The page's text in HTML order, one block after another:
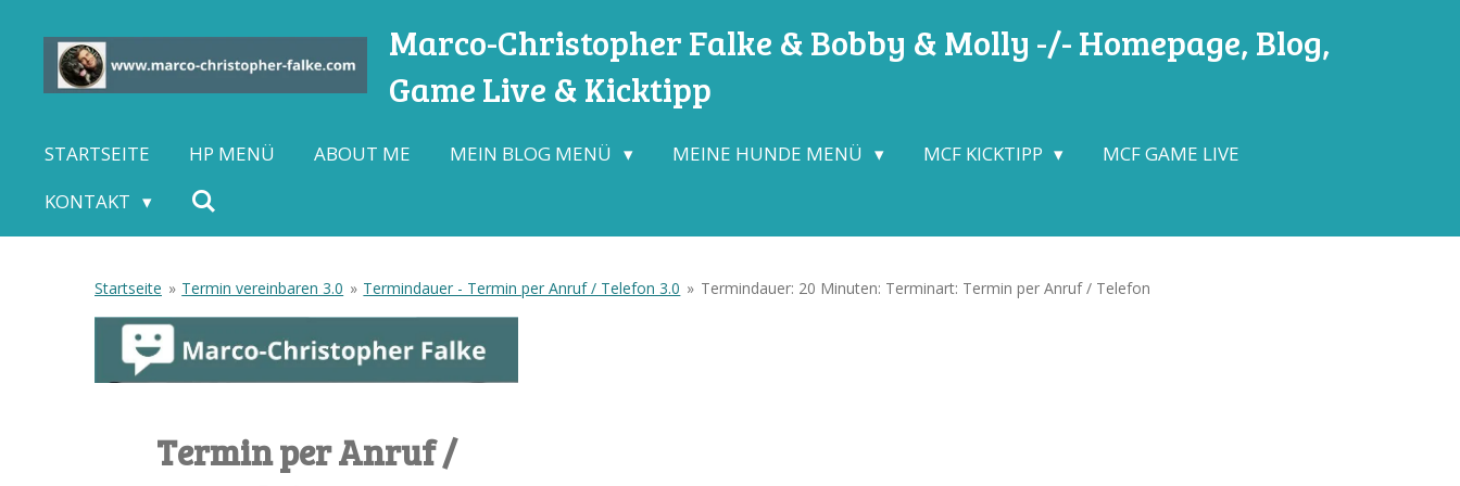
Hauptinhalt
springen
Marco-Christopher Falke & Bobby & Molly -/- Homepage, Blog,
Game Live & Kicktipp
STARTSEITE HP MENÜ ABOUT ME MEIN BLOG MENÜ MEINE HUNDE MENÜ MCF KICKTIPP
MCF GAME LIVE
KONTAKT
Startseite » Termin vereinbaren 3.0 » Termindauer - Termin per Anruf / Telefon 3.0 » Termindauer: 20 Minuten: Terminart: Termin per Anruf / Telefon
Termin per Anruf /